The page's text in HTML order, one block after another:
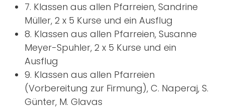
7. Klassen aus allen Pfarreien, Sandrine
Müller, 2 x 5 Kurse und ein Ausflug
8. Klassen aus allen Pfarreien, Susanne
Meyer-Spuhler, 2 x 5 Kurse und ein
Ausflug
9. Klassen aus allen Pfarreien
(Vorbereitung zur Firmung), C. Naperaj, S.
Günter, M. Glavas